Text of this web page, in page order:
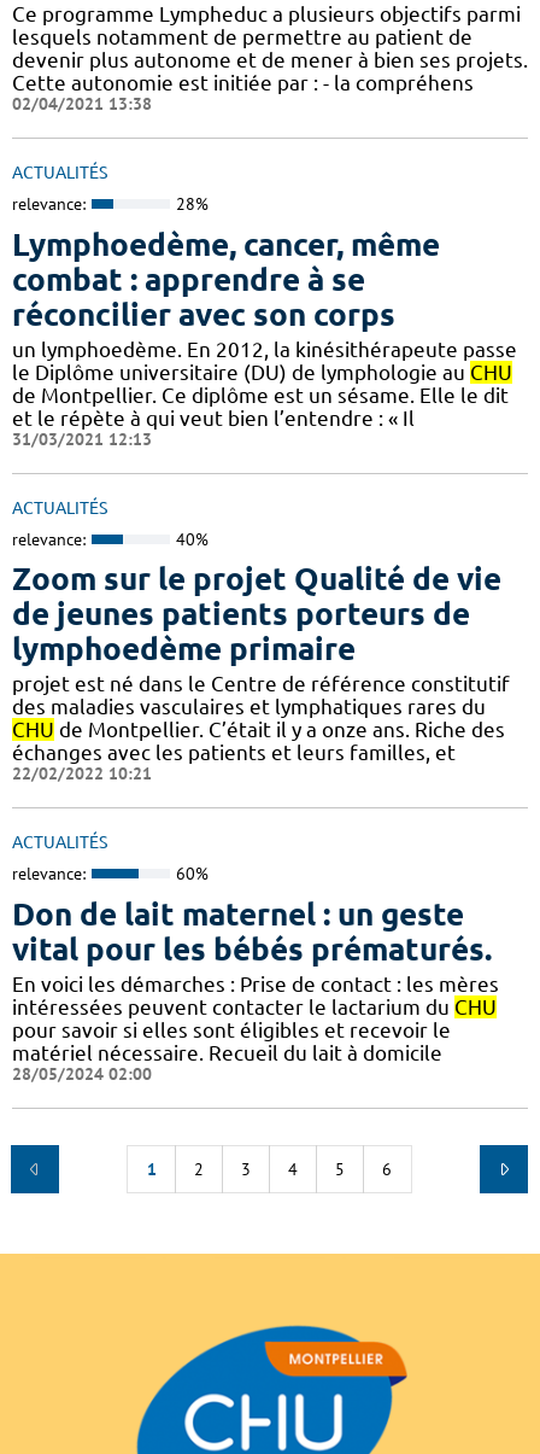
Ce programme Lympheduc a plusieurs objectifs parmi
lesquels notamment de permettre au patient de
devenir plus autonome et de mener à bien ses projets.
Cette autonomie est initiée par : - la compréhens
02/04/2021 13:38
ACTUALITÉS
relevance: 28%
Lymphoedème, cancer, même
combat : apprendre à se
réconcilier avec son corps
un lymphoedème. En 2012, la kinésithérapeute passe
le Diplôme universitaire (DU) de lymphologie au CHU
de Montpellier. Ce diplôme est un sésame. Elle le dit
et le répète à qui veut bien l’entendre : « Il
31/03/2021 12:13
ACTUALITÉS
relevance: 40%
Zoom sur le projet Qualité de vie
de jeunes patients porteurs de
lymphoedème primaire
projet est né dans le Centre de référence constitutif
des maladies vasculaires et lymphatiques rares du
CHU de Montpellier. C’était il y a onze ans. Riche des
échanges avec les patients et leurs familles, et
22/02/2022 10:21
ACTUALITÉS
relevance: 60%
Don de lait maternel : un geste
vital pour les bébés prématurés.
En voici les démarches : Prise de contact : les mères
intéressées peuvent contacter le lactarium du CHU
pour savoir si elles sont éligibles et recevoir le
matériel nécessaire. Recueil du lait à domicile
28/05/2024 02:00
1 2 3 4 5 6